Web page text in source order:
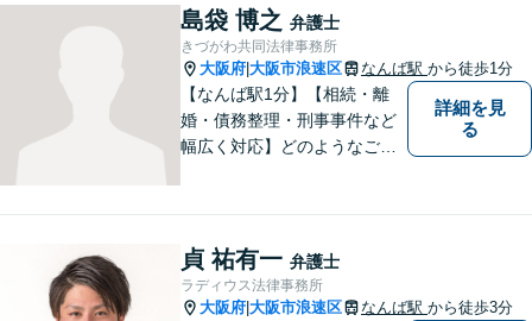
え、丁寧にサポートしてまい
ります。
島袋 博之 弁護士
きづがわ共同法律事務所
大阪府 大阪市浪速区 なんば駅 から徒歩1分
【なんば駅1分】【相続・離
婚・債務整理・刑事事件など
幅広く対応】どのようなご相
けています。一緒に解決への
道筋を考えてまいります。
詳細を見
る
貞 祐有一 弁護士
ラディウス法律事務所
大阪府 大阪市浪速区 なんば駅 から徒歩3分